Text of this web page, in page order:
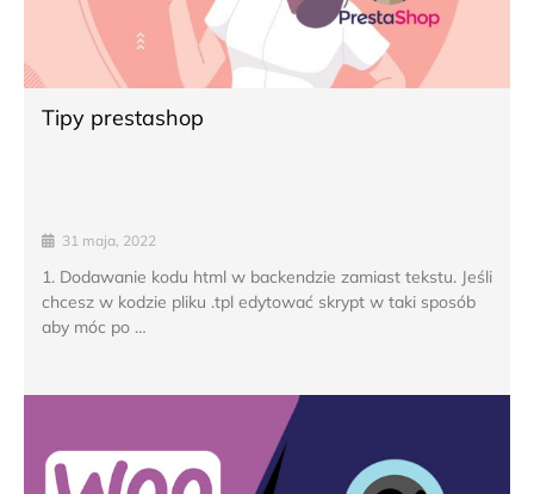
Tipy prestashop
31 maja, 2022
1. Dodawanie kodu html w backendzie zamiast tekstu. Jeśli
chcesz w kodzie pliku .tpl edytować skrypt w taki sposób
aby móc po …